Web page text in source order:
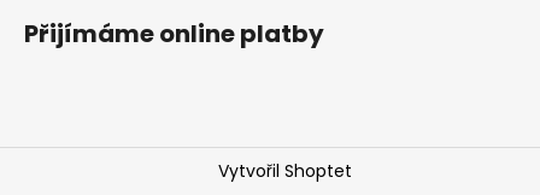
Přijímáme online platby
Vytvořil Shoptet